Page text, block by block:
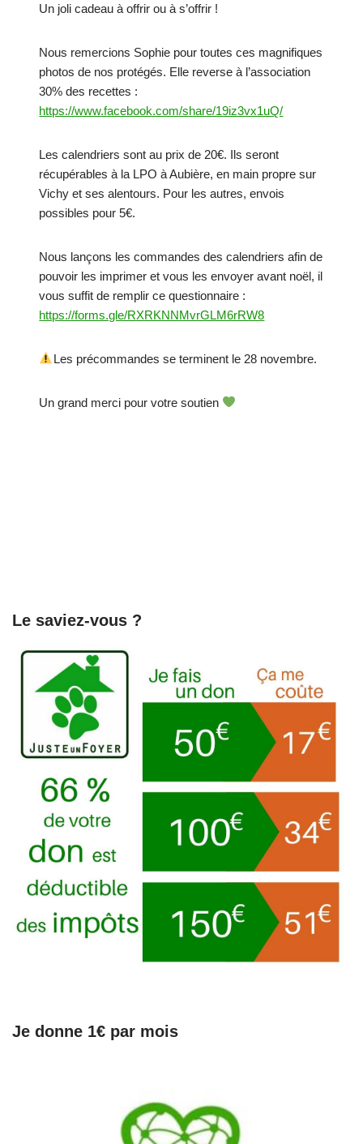
Un joli cadeau à offrir ou à s’offrir !
Nous remercions Sophie pour toutes ces magnifiques
photos de nos protégés. Elle reverse à l’association
30% des recettes :
https://www.facebook.com/share/19iz3vx1uQ/
Les calendriers sont au prix de 20€. Ils seront
récupérables à la LPO à Aubière, en main propre sur
Vichy et ses alentours. Pour les autres, envois
possibles pour 5€.
Nous lançons les commandes des calendriers afin de
pouvoir les imprimer et vous les envoyer avant noël, il
vous suffit de remplir ce questionnaire :
https://forms.gle/RXRKNNMvrGLM6rRW8
Les précommandes se terminent le 28 novembre.
Un grand merci pour votre soutien
Le saviez-vous ?
Je donne 1€ par mois